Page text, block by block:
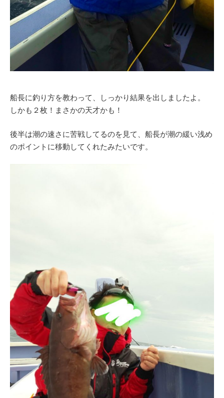
船長に釣り方を教わって、しっかり結果を出しましたよ。
しかも２枚！まさかの天才かも！
後半は潮の速さに苦戦してるのを見て、船長が潮の緩い浅め
のポイントに移動してくれたみたいです。